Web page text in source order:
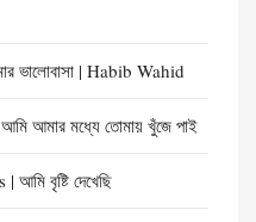
ভালোবাসা | Habib Wahid
আমার মধ্যে তোমায় খুঁজে পাই
বৃষ্টি দেখেছি